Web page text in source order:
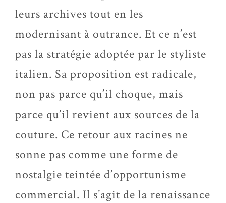
leurs archives tout en les
modernisant à outrance. Et ce n’est
pas la stratégie adoptée par le styliste
italien. Sa proposition est radicale,
non pas parce qu’il choque, mais
parce qu’il revient aux sources de la
couture. Ce retour aux racines ne
sonne pas comme une forme de
nostalgie teintée d’opportunisme
commercial. Il s’agit de la renaissance